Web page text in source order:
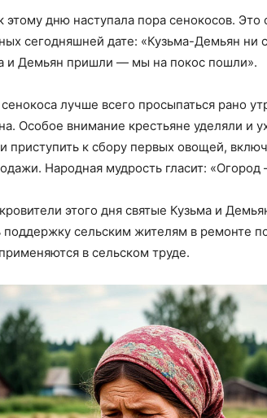
этому дню наступала пора сенокосов. Это
сегодняшней дате: «Кузьма-Демьян ни
и Демьян пришли — мы на покос пошли».
лучше всего просыпаться рано
Особое внимание крестьяне уделяли и
приступить к сбору первых овощей,
Народная мудрость гласит:
этого дня святые Кузьма и
поддержку сельским жителям в ремонте
в сельском труде.